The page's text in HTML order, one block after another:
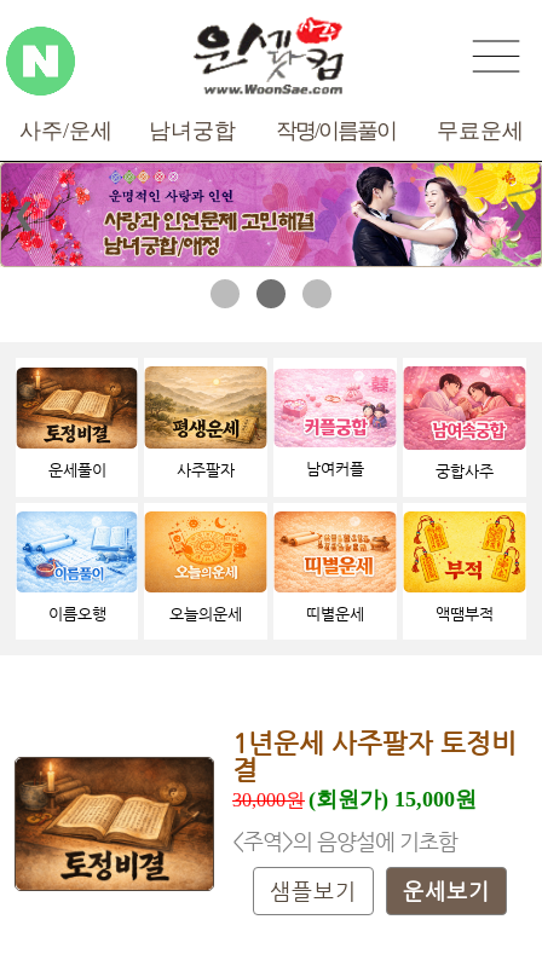
사주/운세 남녀궁합 작명/이름풀이 무료운세
❮ ❯
운세풀이 사주팔자 남여커플 궁합사주
이름오행 오늘의운세 띠별운세 액땜부적
1년운세 사주팔자 토정비
결
30,000원(회원가) 15,000원
<주역>의 음양설에 기초함
샘플보기
운세보기